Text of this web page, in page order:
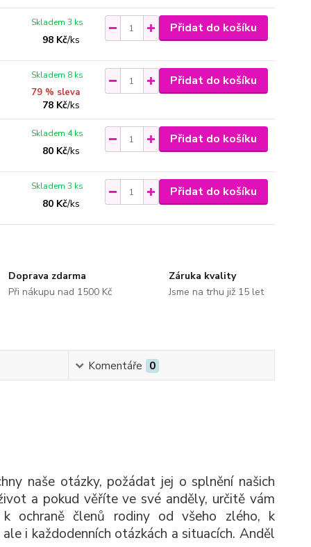
98 Kč/ks
Skladem 3 ks Přidat do košíku
79 % sleva
78 Kč/ks
Skladem 8 ks Přidat do košíku
80 Kč/ks
Skladem 4 ks Přidat do košíku
80 Kč/ks
Skladem 3 ks Přidat do košíku
Doprava zdarma
Při nákupu nad 1500 Kč
Záruka kvality
Jsme na trhu již 15 let
Komentáře 0
naše otázky, požádat jej o splnění našich
a pokud věříte ve své anděly, určitě vám
ochraně členů rodiny od všeho zlého, k
i každodenních otázkách a situacích. Anděl